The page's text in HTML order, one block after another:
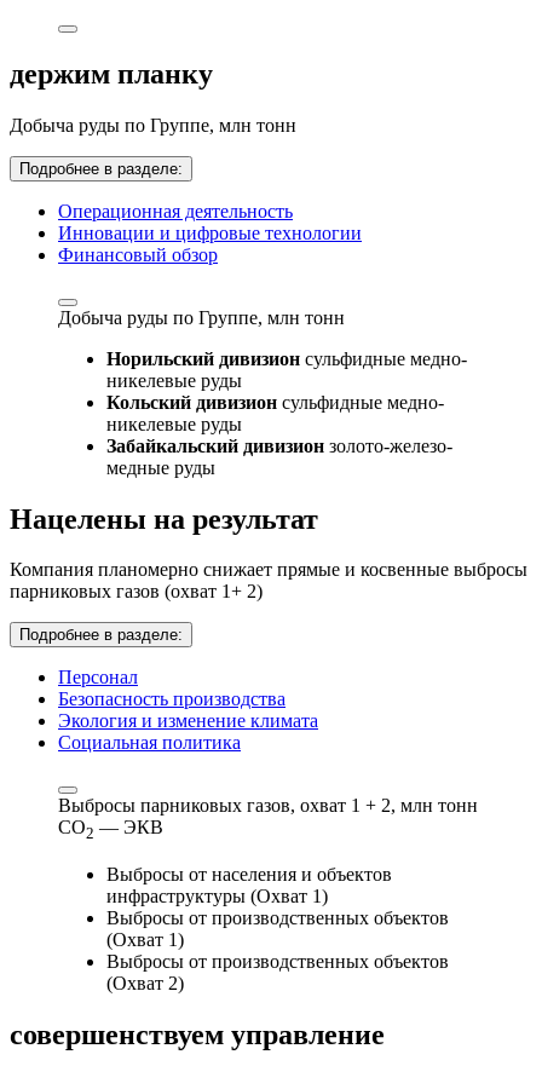
держим планку
Добыча руды по Группе, млн тонн
Подробнее в разделе:
Операционная деятельность
Инновации и цифровые технологии
Финансовый обзор
Добыча руды по Группе, млн тонн
Норильский дивизион сульфидные медно-
никелевые руды
Кольский дивизион сульфидные медно-
никелевые руды
Забайкальский дивизион золото-железо-
медные руды
Нацелены на результат
Компания планомерно снижает прямые и косвенные выбросы
парниковых газов (охват 1+ 2)
Подробнее в разделе:
Персонал
Безопасность производства
Экология и изменение климата
Социальная политика
Выбросы парниковых газов, охват 1 + 2, млн тонн
СО2 — ЭКВ
Выбросы от населения и объектов
инфраструктуры (Охват 1)
Выбросы от производственных объектов
(Охват 1)
Выбросы от производственных объектов
(Охват 2)
совершенствуем управление